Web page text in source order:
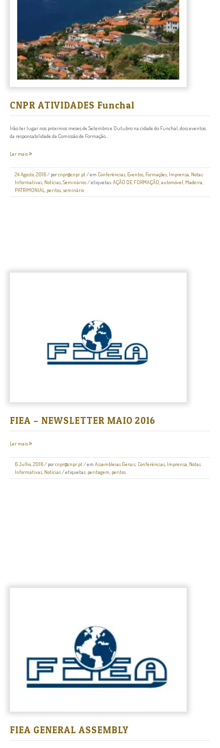
CNPR ATIVIDADES Funchal
Irão ter lugar nos próximos meses de Setembro e Outubro na cidade do Funchal, dois eventos
da responsabilidade da Comissão de Formação...
Ler mais
24 Agosto, 2016/ porcnpr@cnpr.pt/ em Conferências, Eventos, Formações, Imprensa, Notas
Informativas, Notícias,Seminários/ etiquetas:AÇÃO DE FORMAÇÃO,automóvel, Madeira,
PATRIMONIAL, peritos,seminário
FIEA – NEWSLETTER MAIO 2016
Ler mais
6 Julho, 2016/ porcnpr@cnpr.pt/ em Assembleias Gerais, Conferências, Imprensa, Notas
Informativas, Notícias/ etiquetas: peritagem, peritos
FIEA GENERAL ASSEMBLY